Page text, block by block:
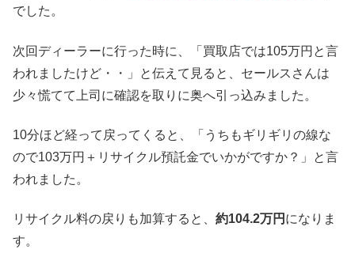
でした。
次回ディーラーに行った時に、「買取店では105万円と言
われましたけど・・」と伝えて見ると、セールスさんは
少々慌てて上司に確認を取りに奥へ引っ込みました。
10分ほど経って戻ってくると、「うちもギリギリの線な
ので103万円＋リサイクル預託金でいかがですか？」と言
われました。
リサイクル料の戻りも加算すると、 約104.2万円 になりま
す。